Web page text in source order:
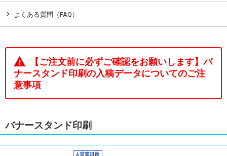
よくある質問（FAQ）
【ご注文前に必ずご確認をお願いします】バ
ナースタンド印刷の入稿データについてのご注
意事項
バナースタンド印刷